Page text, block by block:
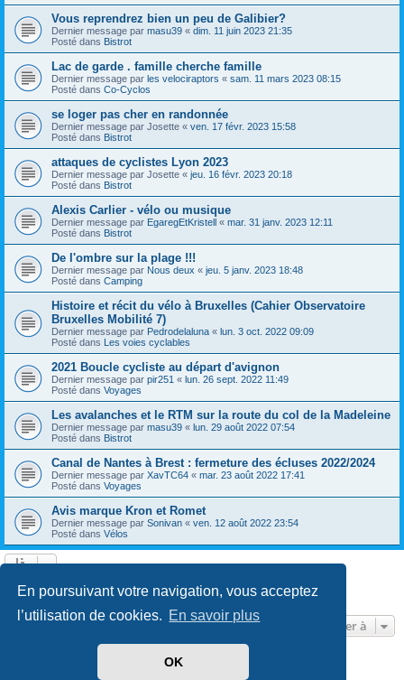
En poursuivant votre navigation, vous acceptez
l’utilisation de cookies. En savoir plus
OK
Vous reprendrez bien un peu de Galibier?
Dernier message par masu39 « dim. 11 juin 2023 21:35
Posté dans Bistrot
Lac de garde . famille cherche famille
Dernier message par les velociraptors « sam. 11 mars 2023 08:15
Posté dans Co-Cyclos
se loger pas cher en randonnée
Dernier message par Josette « ven. 17 févr. 2023 15:58
Posté dans Bistrot
attaques de cyclistes Lyon 2023
Dernier message par Josette « jeu. 16 févr. 2023 20:18
Posté dans Bistrot
Alexis Carlier - vélo ou musique
Dernier message par EgaregEtKristell « mar. 31 janv. 2023 12:11
Posté dans Bistrot
De l'ombre sur la plage !!!
Dernier message par Nous deux « jeu. 5 janv. 2023 18:48
Posté dans Camping
Histoire et récit du vélo à Bruxelles (Cahier Observatoire
Bruxelles Mobilité 7)
Dernier message par Pedrodelaluna « lun. 3 oct. 2022 09:09
Posté dans Les voies cyclables
2021 Boucle cycliste au départ d'avignon
Dernier message par pir251 « lun. 26 sept. 2022 11:49
Posté dans Voyages
Les avalanches et le RTM sur la route du col de la Madeleine
Dernier message par masu39 « lun. 29 août 2022 07:54
Posté dans Bistrot
Canal de Nantes à Brest : fermeture des écluses 2022/2024
Dernier message par XavTC64 « mar. 23 août 2022 17:41
Posté dans Voyages
Avis marque Kron et Romet
Dernier message par Sonivan « ven. 12 août 2022 23:54
Posté dans Vélos
602 résultats trouvés Page1sur13
1 2 3 4 5 … 13
Aller à
phpBB ® Forum Software © phpBB Limited
phpBB-fr.com